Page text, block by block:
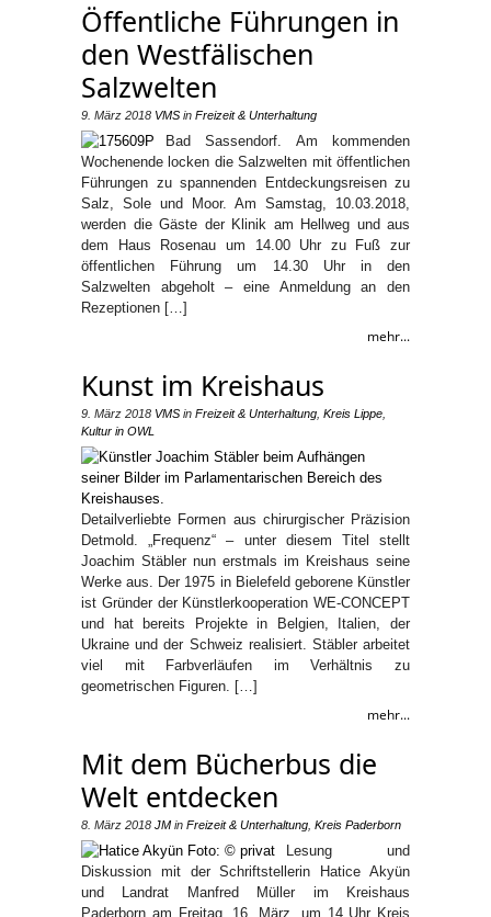
Öffentliche Führungen in
den Westfälischen
Salzwelten
9. März 2018 VMS in Freizeit & Unterhaltung
Bad Sassendorf. Am kommenden
Wochenende locken die Salzwelten mit öffentlichen
Führungen zu spannenden Entdeckungsreisen zu
Salz, Sole und Moor. Am Samstag, 10.03.2018,
werden die Gäste der Klinik am Hellweg und aus
dem Haus Rosenau um 14.00 Uhr zu Fuß zur
öffentlichen Führung um 14.30 Uhr in den
Salzwelten abgeholt – eine Anmeldung an den
Rezeptionen […]
mehr...
Kunst im Kreishaus
9. März 2018 VMS in Freizeit & Unterhaltung Kreis Lippe
Kultur in OWL
Detailverliebte Formen aus chirurgischer Präzision
Detmold. „Frequenz“ – unter diesem Titel stellt
Joachim Stäbler nun erstmals im Kreishaus seine
Werke aus. Der 1975 in Bielefeld geborene Künstler
ist Gründer der Künstlerkooperation WE-CONCEPT
und hat bereits Projekte in Belgien, Italien, der
Ukraine und der Schweiz realisiert. Stäbler arbeitet
viel mit Farbverläufen im Verhältnis zu
geometrischen Figuren. […]
mehr...
Mit dem Bücherbus die
Welt entdecken
8. März 2018 JM in Freizeit & Unterhaltung Kreis Paderborn
Lesung und
Diskussion mit der Schriftstellerin Hatice Akyün
und Landrat Manfred Müller im Kreishaus
Paderborn am Freitag, 16. März, um 14 Uhr Kreis